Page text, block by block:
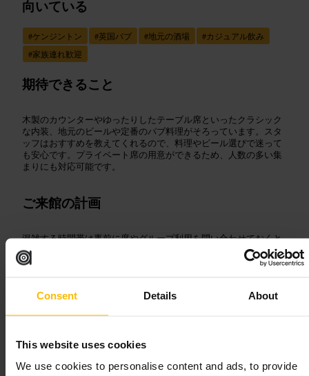
Consent Details About
This website uses cookies
We use cookies to personalise content and ads, to provide
向いている
#ケンジントン #英国パブ #地元の酒場 #カジュアル飲み
#家族連れ歓迎
期待できること
木製のカウンターやゆったりしたテーブル席といったクラシック
な内装、地元のビールや定番のパブ料理がそろっています。スタ
ッフはおすすめを教えてくれるので、料理やビール選びで迷って
も安心です。プライベート席の用意ができるため、人数の多い集
まりにも対応可能です。
ご来館の計画
混雑する時間帯は事前に席やグループ利用を問い合わせておくと
安心です。食事の人気メニューやその日のおすすめはスタッフに
聞くとスムーズ。英語対応のスタッフが多く、少人数でも気軽に
&utm_medium=organic&utm_campaign=yext&utm_content=P146
GU%3D
23a エドワーズ・スクエア、ロンドン W8 6HE、ユーケー